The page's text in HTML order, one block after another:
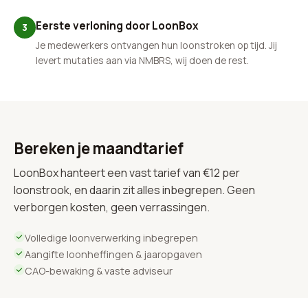
3 Eerste verloning door LoonBox
Je medewerkers ontvangen hun loonstroken op tijd. Jij
levert mutaties aan via NMBRS, wij doen de rest.
Bereken je maandtarief
LoonBox hanteert een vast tarief van €12 per
loonstrook, en daarin zit alles inbegrepen. Geen
verborgen kosten, geen verrassingen.
Volledige loonverwerking inbegrepen
Aangifte loonheffingen & jaaropgaven
CAO-bewaking & vaste adviseur